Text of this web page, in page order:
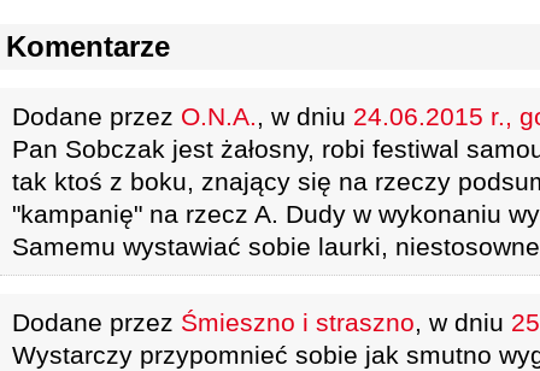
Komentarze
Dodane przez O.N.A., w dniu 24.06.2015 r.,
Pan Sobczak jest żałosny, robi festiwal
tak ktoś z boku, znający się na rzeczy
"kampanię" na rzecz A. Dudy w wykonaniu
Samemu wystawiać sobie laurki,
Dodane przez Śmieszno i straszno, w dniu
Wystarczy przypomnieć sobie jak smutno